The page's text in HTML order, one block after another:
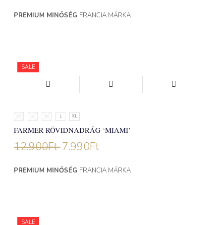
PREMIUM MINŐSÉG FRANCIA MÁRKA
SALE
XS S M L XL
FARMER RÖVIDNADRÁG ‘MIAMI’
12.900Ft 7.990Ft
PREMIUM MINŐSÉG FRANCIA MÁRKA
SALE